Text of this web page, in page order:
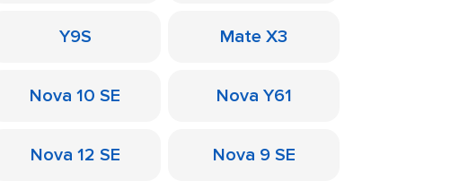
Y9S Mate X3
Nova 10 SE Nova Y61
Nova 12 SE Nova 9 SE